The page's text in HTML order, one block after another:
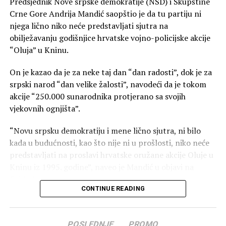
počinjenih tokom i nakon vojne operacije”, navela je
Andrić.
Dalje navodi da put ka Evropskoj uniji podrazumijeva i
teške razgovore sa partnerima, ali da Crna Gora u njih
mora ući spremna da se čuje i njena strana istorije.
“Dobrosusjedski odnosi ne smiju zahtijevati da se
odreknemo sjećanja, jer evropska budućnost ne može
biti izgrađena na zaboravu žrtava. Nema zaborava za
stradale i prognane u “Oluji”. Crnoj Gori nije mjesto na
njenoj proslavi, ni preko otpravnika poslova, ni preko
bilo kojeg drugog zvaničnog predstavnika”, zaključila je
Crne Gore Andrija Mandić saopštio je da tu partiju ni
njega lično niko neće predstavljati sjutra na
obilježavanju godišnjice hrvatske vojno-policijske akcije
“Oluja” u Kninu.
On je kazao da je za neke taj dan “dan radosti”, dok je za
srpski narod “dan velike žalosti”, navodeći da je tokom
akcije “250.000 sunarodnika protjerano sa svojih
vjekovnih ognjišta”.
“Novu srpsku demokratiju i mene lično sjutra, ni bilo
kada u budućnosti, kao što nije ni u prošlosti, niko neće
predstavljati na proslavi hrvatske oružane akcije Oluje u
Fejsbuku.
CONTINUE READING